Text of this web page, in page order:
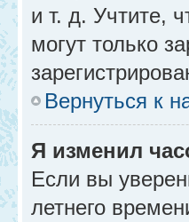
и т. д. Учтите,
могут только
Вернуться к
Я изменил
Если вы
летнего